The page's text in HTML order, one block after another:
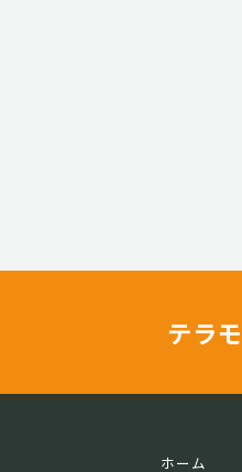
テラ
ホーム